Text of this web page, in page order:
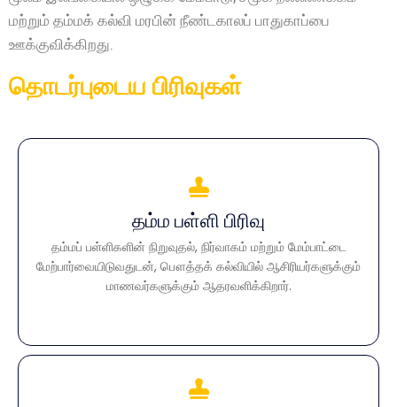
மற்றும் தம்மக் கல்வி மரபின் நீண்டகாலப் பாதுகாப்பை
ஊக்குவிக்கிறது.
தொடர்புடைய பிரிவுகள்
தம்ம பள்ளி பிரிவு
தம்மப் பள்ளிகளின் நிறுவுதல், நிர்வாகம் மற்றும் மேம்பாட்டை
மேற்பார்வையிடுவதுடன், பௌத்தக் கல்வியில் ஆசிரியர்களுக்கும்
மாணவர்களுக்கும் ஆதரவளிக்கிறார்.
தம்ம பள்ளி பிரிவு
தம்மப் பள்ளிகளின் நிறுவுதல், நிர்வாகம் மற்றும் மேம்பாட்டை
மேற்பார்வையிடுவதுடன், பௌத்தக் கல்வியில் ஆசிரியர்களுக்கும்
மாணவர்களுக்கும் ஆதரவளிக்கிறார்.